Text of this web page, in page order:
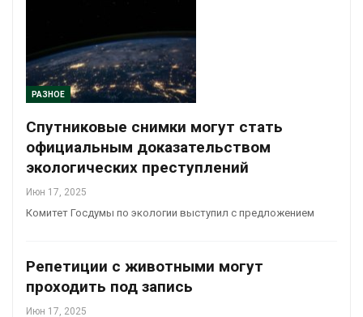
РАЗНОЕ
Спутниковые снимки могут стать
официальным доказательством
экологических преступлений
Июн 17, 2025
Комитет Госдумы по экологии выступил с предложением
Репетиции с животными могут
проходить под запись
Июн 17, 2025